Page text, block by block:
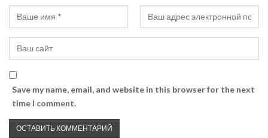
Save my name, email, and website in this browser for the next
time I comment.